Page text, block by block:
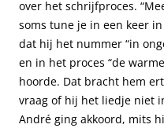
over het schrijfproces.
soms tune je in een keer
dat hij het nummer “in
en in het proces “de
hoorde. Dat bracht hem
vraag of hij het liedje niet
André ging akkoord, mits